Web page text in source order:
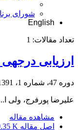
شورای
English
تعداد مقالات: 1
ارزیابی درجه‎ی تمرکز اعتبارات در عقود اسلامی و اثر آن بر رشد اقتصادی در ایران
دوره 47، شماره 1، 1391، صفحه
علیرضا پورفرج، ولی
مشاهده مقاله
اصل مقاله K